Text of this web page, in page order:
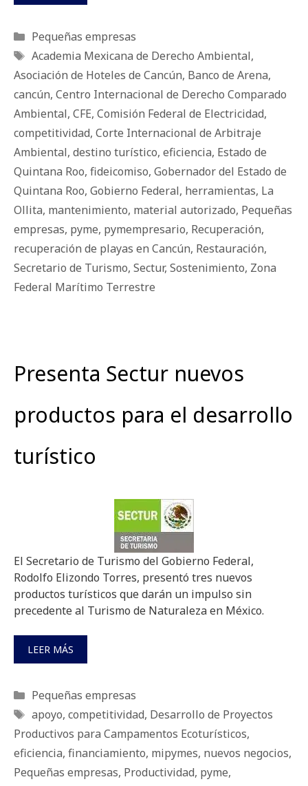
Categorías
Pequeñas empresas
Etiquetas
Academia Mexicana de Derecho Ambiental,
Asociación de Hoteles de Cancún, Banco de Arena,
cancún, Centro Internacional de Derecho Comparado
Ambiental, CFE, Comisión Federal de Electricidad,
competitividad, Corte Internacional de Arbitraje
Ambiental, destino turístico, eficiencia, Estado de
Quintana Roo, fideicomiso, Gobernador del Estado de
Quintana Roo, Gobierno Federal, herramientas, La
Ollita, mantenimiento, material autorizado, Pequeñas
empresas, pyme, pymempresario, Recuperación,
recuperación de playas en Cancún, Restauración,
Secretario de Turismo, Sectur, Sostenimiento, Zona
Federal Marítimo Terrestre
Presenta Sectur nuevos
productos para el desarrollo
turístico
El Secretario de Turismo del Gobierno Federal,
Rodolfo Elizondo Torres, presentó tres nuevos
productos turísticos que darán un impulso sin
precedente al Turismo de Naturaleza en México.
LEER MÁS
Categorías
Pequeñas empresas
Etiquetas
apoyo, competitividad, Desarrollo de Proyectos
Productivos para Campamentos Ecoturísticos,
eficiencia, financiamiento, mipymes, nuevos negocios,
Pequeñas empresas, Productividad, pyme,